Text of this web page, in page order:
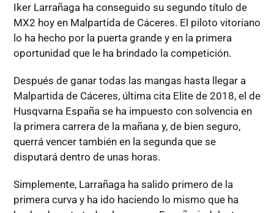
Iker Larrañaga ha conseguido su segundo título de
MX2 hoy en Malpartida de Cáceres. El piloto vitoriano
lo ha hecho por la puerta grande y en la primera
oportunidad que le ha brindado la competición.
Después de ganar todas las mangas hasta llegar a
Malpartida de Cáceres, última cita Elite de 2018, el de
Husqvarna España se ha impuesto con solvencia en
la primera carrera de la mañana y, de bien seguro,
querrá vencer también en la segunda que se
disputará dentro de unas horas.
Simplemente, Larrañaga ha salido primero de la
primera curva y ha ido haciendo lo mismo que ha